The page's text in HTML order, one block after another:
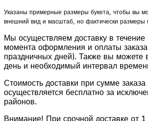
Указаны примерные размеры букета, чтобы вы
внешний вид и масштаб, но фактически размеры
Мы осуществляем доставку в
момента оформления и оплаты
праздничных дней). Также вы можете
день и необходимый интервал
Стоимость доставки при сумме
осуществляется бесплатно за
районов.
Внимание! При срочной доставке от